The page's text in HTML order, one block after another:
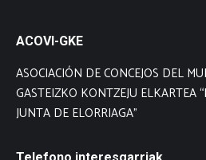
ACOVI-GKE
ASOCIACIÓN DE CONCEJOS DEL
GASTEIZKO KONTZEJU ELKARTEA
JUNTA DE ELORRIAGA”